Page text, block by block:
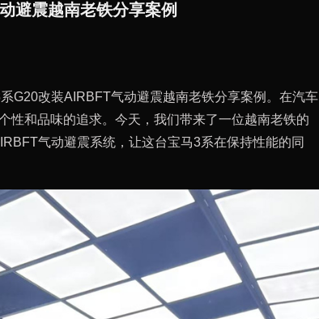
避震越南老铁分享案例
G20改装AIRBFT气动避震越南老铁分享案例。在汽车
性和品味的追求。今天，我们带来了一位越南老铁的
气动避震系统，让这台宝马3系在保持性能的同